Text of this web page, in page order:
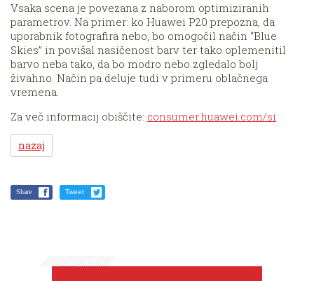
Vsaka scena je povezana z naborom optimiziranih
parametrov. Na primer: ko Huawei P20 prepozna, da
uporabnik fotografira nebo, bo omogočil način “Blue
Skies” in povišal nasičenost barv ter tako oplemenitil
barvo neba tako, da bo modro nebo zgledalo bolj
živahno. Način pa deluje tudi v primeru oblačnega
vremena.
Za več informacij obiščite: consumer.huawei.com/si
nazaj
Share Tweet